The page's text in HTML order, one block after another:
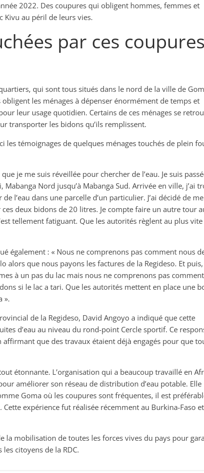
2022. Des coupures qui obligent hommes, femmes et
Kivu au péril de leurs vies.
par ces coupures
qui sont tous situés dans le nord de la ville de
les ménages à dépenser énormément de temps et
leur usage quotidien. Certains de ces ménages se
transporter les bidons qu’ils remplissent.
les témoignages de quelques ménages touchés de plein
je me suis réveillée pour chercher de l’eau. Je suis
Nord jusqu’à Mabanga Sud. Arrivée en ville, j’ai
l’eau dans une parcelle d’un particulier. J’ai décidé de me
ces deux bidons de 20 litres. Je compte faire un autre tour
tellement fatiguant. Que les autorités règlent au plus
également : « Nous ne comprenons pas comment nous
alors que nous payons les factures de la Regideso. Et puis,
à un pas du lac mais nous ne comprenons pas comment
si le lac a tari. Que les autorités mettent en place une
».
de la Regideso, David Angoyo a indiqué que cette
d’eau au niveau du rond-point Cercle sportif. Ce
que des travaux étaient déjà engagés pour que
étonnante. L’organisation qui a beaucoup travaillé en
améliorer son réseau de distribution d’eau potable. Elle
Goma où les coupures sont fréquentes, il est
expérience fut réalisée récemment au Burkina-Faso
la mobilisation de toutes les forces vives du pays pour
les citoyens de la RDC.